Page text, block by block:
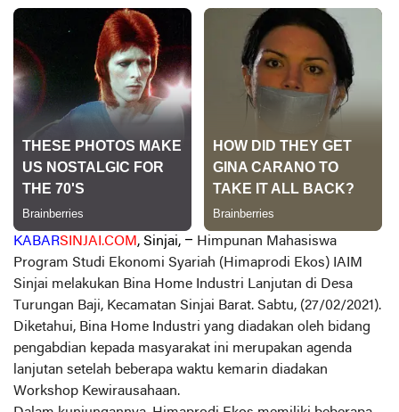
KABARSINJAI.COM , Sinjai, – Himpunan Mahasiswa
Program Studi Ekonomi Syariah (Himaprodi Ekos) IAIM
Sinjai melakukan Bina Home Industri Lanjutan di Desa
Turungan Baji, Kecamatan Sinjai Barat. Sabtu, (27/02/2021).
Diketahui, Bina Home Industri yang diadakan oleh bidang
pengabdian kepada masyarakat ini merupakan agenda
lanjutan setelah beberapa waktu kemarin diadakan
Workshop Kewirausahaan.